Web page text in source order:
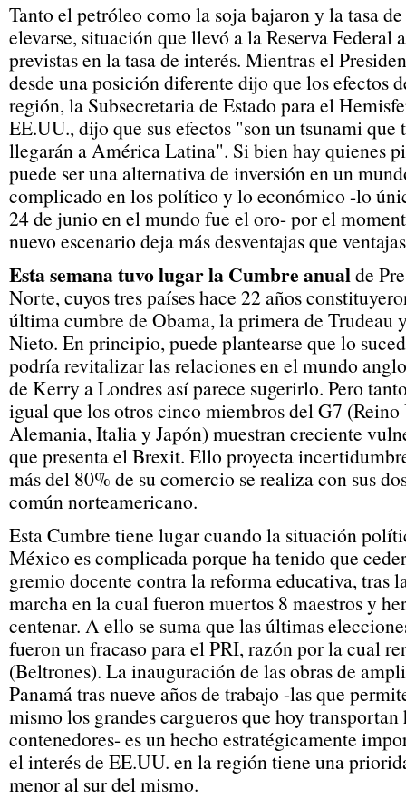
Tanto el petróleo como la soja bajaron y la tasa
elevarse, situación que llevó a la Reserva Federal
previstas en la tasa de interés. Mientras el
desde una posición diferente dijo que los efectos
región, la Subsecretaria de Estado para el
EE.UU., dijo que sus efectos "son un tsunami que
llegarán a América Latina". Si bien hay quienes
puede ser una alternativa de inversión en un
complicado en los político y lo económico -lo
24 de junio en el mundo fue el oro- por el
nuevo escenario deja más desventajas que
Esta semana tuvo lugar la Cumbre anualde
Norte, cuyos tres países hace 22 años
última cumbre de Obama, la primera de Trudeau
Nieto. En principio, puede plantearse que lo
podría revitalizar las relaciones en el mundo
de Kerry a Londres así parece sugerirlo. Pero
igual que los otros cinco miembros del G7
Alemania, Italia y Japón) muestran creciente
que presenta el Brexit. Ello proyecta
más del 80% de su comercio se realiza con sus
común norteamericano.
Esta Cumbre tiene lugar cuando la situación
México es complicada porque ha tenido que
gremio docente contra la reforma educativa, tras
marcha en la cual fueron muertos 8 maestros y
centenar. A ello se suma que las últimas
fueron un fracaso para el PRI, razón por la cual
(Beltrones). La inauguración de las obras de
Panamá tras nueve años de trabajo -las que
mismo los grandes cargueros que hoy transportan
contenedores- es un hecho estratégicamente
el interés de EE.UU. en la región tiene una
menor al sur del mismo.